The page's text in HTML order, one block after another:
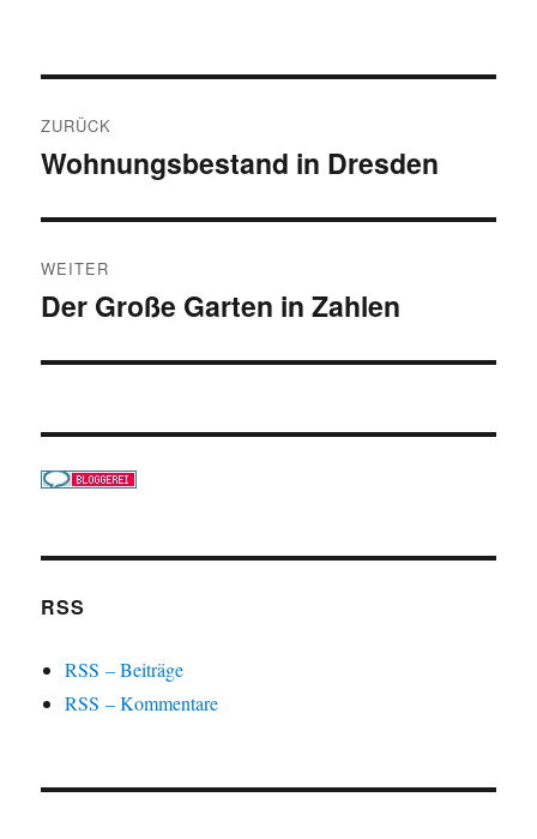
ZURÜCK
Vorheriger
Wohnungsbestand in Dresden
WEITER
Nächster
Der Große Garten in Zahlen
RSS
RSS – Beiträge
RSS – Kommentare